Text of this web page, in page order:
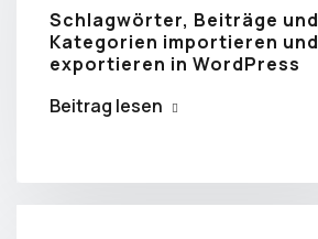
Schlagwörter, Beiträge und
Kategorien importieren und
exportieren in WordPress
Beitrag lesen